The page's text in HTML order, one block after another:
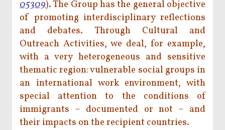
05309). The Group has the general objective
of promoting interdisciplinary reflections
and debates. Through Cultural and
Outreach Activities, we deal, for example,
with a very heterogeneous and sensitive
thematic region: vulnerable social groups in
an international work environment, with
special attention to the conditions of
immigrants – documented or not – and
their impacts on the recipient countries.